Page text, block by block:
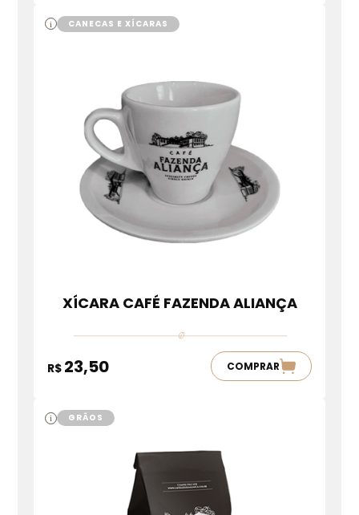
i CANECAS E XÍCARAS
XÍCARA CAFÉ FAZENDA ALIANÇA
R$ 23,50 COMPRAR
i GRÃOS